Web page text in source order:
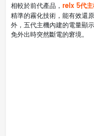
相較於前代產品， relx 5代
精準的霧化技術，能有效還
外，五代主機內建的電量顯
免外出時突然斷電的窘境。